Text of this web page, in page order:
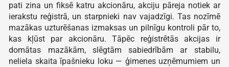
pati zina un fiksē katru akcionāru, akciju pāreja notiek ar
ierakstu reģistrā, un starpnieki nav vajadzīgi. Tas nozīmē
mazākas uzturēšanas izmaksas un pilnīgu kontroli pār to,
kas kļūst par akcionāru. Tāpēc reģistrētās akcijas ir
domātas mazākām, slēgtām sabiedrībām ar stabilu,
neliela skaita īpašnieku loku — ģimenes uzņēmumiem un